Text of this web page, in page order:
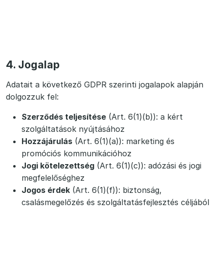
4. Jogalap
Adatait a következő GDPR szerinti jogalapok alapján
dolgozzuk fel:
Szerződés teljesítése (Art. 6(1)(b)): a kért
szolgáltatások nyújtásához
Hozzájárulás (Art. 6(1)(a)): marketing és
promóciós kommunikációhoz
Jogi kötelezettség (Art. 6(1)(c)): adózási és jogi
megfelelőséghez
Jogos érdek (Art. 6(1)(f)): biztonság,
csalásmegelőzés és szolgáltatásfejlesztés céljából